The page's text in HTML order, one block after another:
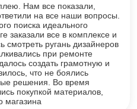
Нам все показали,
на все наши вопросы.
поиска идеального
заказали все в комплексе и
смотреть ругань дизайнеров
при ремонте
создать грамотную и
что не боялись
решения. Во время
покупкой материалов,
магазина